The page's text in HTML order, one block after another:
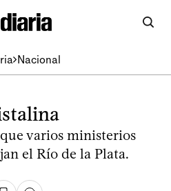
Nacional
varios ministerios
el Río de la Plata.